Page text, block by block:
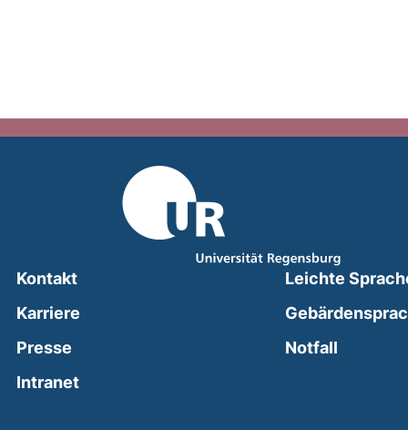
Kontakt
Karriere
Presse
Intranet(external link, opens in a new window)
Leichte
Notfall